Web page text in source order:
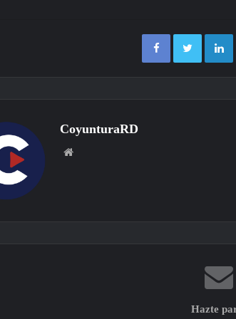
FacebookTwitter
CoyunturaRD
Sitio
Hazte